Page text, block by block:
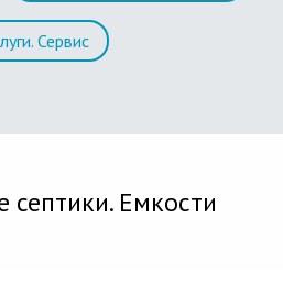
Сервис
септики. Емкости